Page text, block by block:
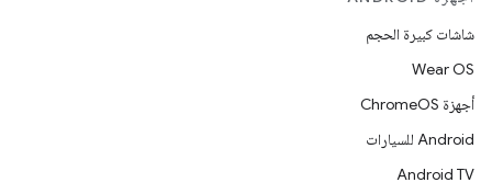
شاشات كبيرة الحجم
Wear OS
أجهزة ChromeOS
Android للسيارات
Android TV